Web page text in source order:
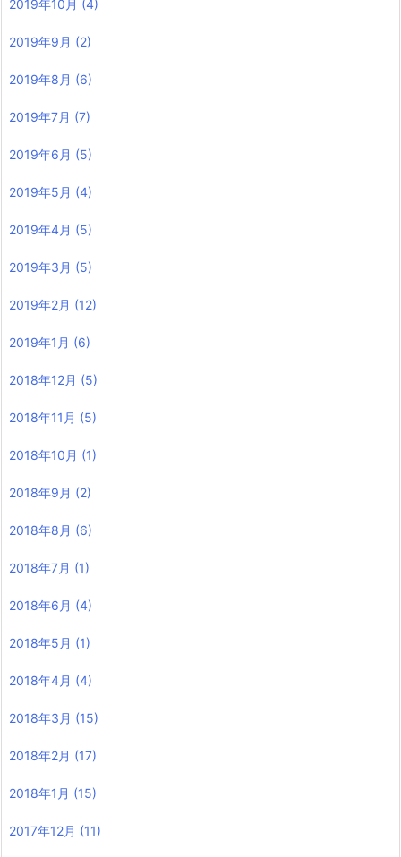
2019年10月 (4)
2019年9月 (2)
2019年8月 (6)
2019年7月 (7)
2019年6月 (5)
2019年5月 (4)
2019年4月 (5)
2019年3月 (5)
2019年2月 (12)
2019年1月 (6)
2018年12月 (5)
2018年11月 (5)
2018年10月 (1)
2018年9月 (2)
2018年8月 (6)
2018年7月 (1)
2018年6月 (4)
2018年5月 (1)
2018年4月 (4)
2018年3月 (15)
2018年2月 (17)
2018年1月 (15)
2017年12月 (11)